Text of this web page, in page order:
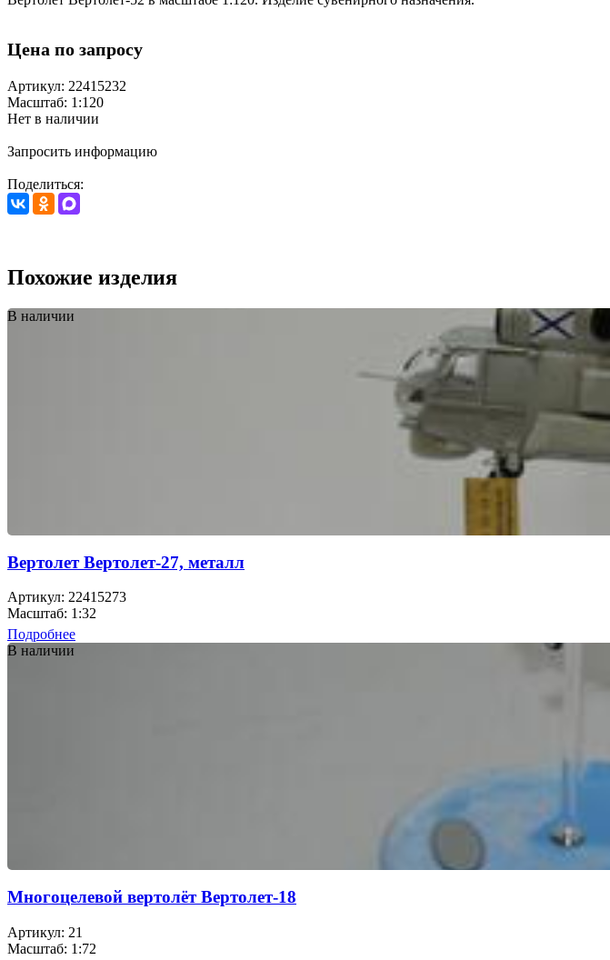
Цена по запросу
Артикул: 22415232
Масштаб: 1:120
Нет в наличии
Запросить информацию
Поделиться:
Похожие изделия
В наличии
Вертолет Вертолет-27, металл
Артикул: 22415273
Масштаб: 1:32
Подробнее
В наличии
Многоцелевой вертолёт Вертолет-18
Артикул: 21
Масштаб: 1:72